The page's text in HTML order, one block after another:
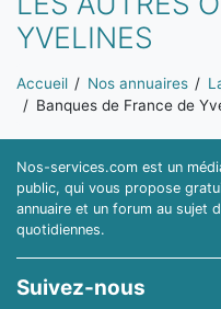
YVELINES
Vous êtes ici:
Accueil Nos annuaires
Banques de France de
Nos-services.com est un
public, qui vous propose
annuaire et un forum au sujet
quotidiennes.
Suivez-nous